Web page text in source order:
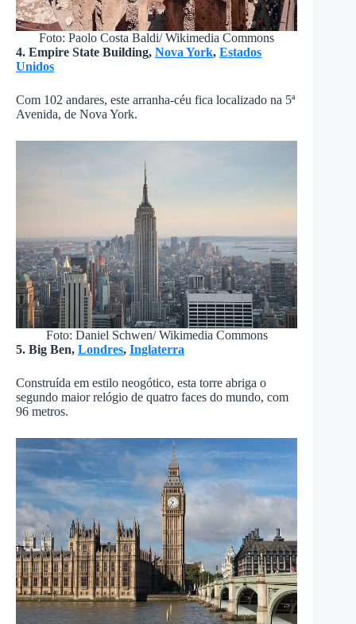
Foto: Paolo Costa Baldi/ Wikimedia Commons
4. Empire State Building, Nova York, Estados
Unidos
Com 102 andares, este arranha-céu fica localizado na 5ª
Avenida, de Nova York.
Foto: Daniel Schwen/ Wikimedia Commons
5. Big Ben, Londres, Inglaterra
Construída em estilo neogótico, esta torre abriga o
segundo maior relógio de quatro faces do mundo, com
96 metros.